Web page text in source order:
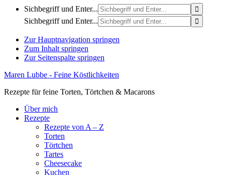
Sichbegriff und Enter...
Sichbegriff und Enter...
Zur Hauptnavigation springen
Zum Inhalt springen
Zur Seitenspalte springen
Maren Lubbe - Feine Köstlichkeiten
Rezepte für feine Torten, Törtchen & Macarons
Über mich
Rezepte
Rezepte von A – Z
Torten
Törtchen
Tartes
Cheesecake
Kuchen